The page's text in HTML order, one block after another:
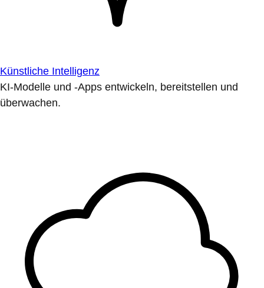
Künstliche Intelligenz
KI-Modelle und -Apps entwickeln, bereitstellen und
überwachen.